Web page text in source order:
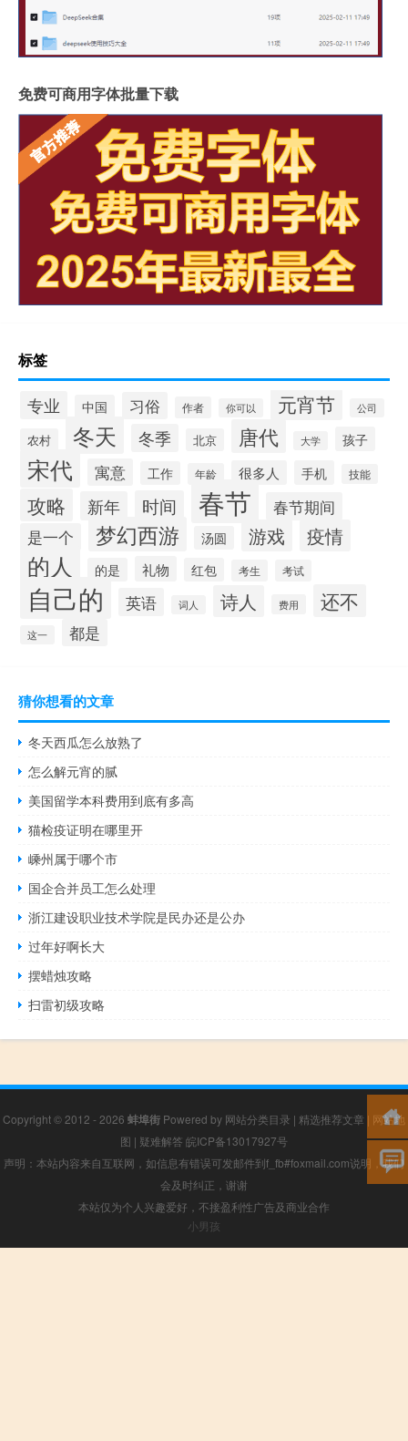
免费可商用字体批量下载
标签
专业 中国 习俗 作者 你可以 元宵节 公司
农村 冬天 冬季 北京 唐代 大学 孩子
宋代 寓意 工作 年龄 很多人 手机 技能
攻略 新年 时间 春节 春节期间
是一个 梦幻西游 汤圆 游戏 疫情
的人 的是 礼物 红包 考生 考试
自己的 英语 词人 诗人 费用 还不
这一 都是
猜你想看的文章
冬天西瓜怎么放熟了
怎么解元宵的腻
美国留学本科费用到底有多高
猫检疫证明在哪里开
嵊州属于哪个市
国企合并员工怎么处理
浙江建设职业技术学院是民办还是公办
过年好啊长大
摆蜡烛攻略
扫雷初级攻略
Copyright © 2012 - 2026 蚌埠街 Powered by 网站分类目录 | 精选推荐文章 | 网站地
图 | 疑难解答 皖ICP备13017927号
声明：本站内容来自互联网，如信息有错误可发邮件到f_fb#foxmail.com说明，我们
会及时纠正，谢谢
本站仅为个人兴趣爱好，不接盈利性广告及商业合作
小男孩